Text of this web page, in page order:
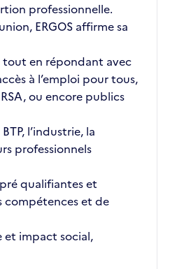
professionnelle.
ERGOS affirme sa
tout en répondant avec
à l’emploi pour tous,
ou encore publics
l’industrie, la
professionnels
qualifiantes et
compétences et de
et impact social,